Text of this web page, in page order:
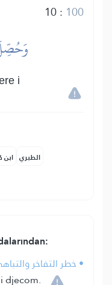
10: 100
i
ابن الطبري
• خطر التفاخر
djecom.